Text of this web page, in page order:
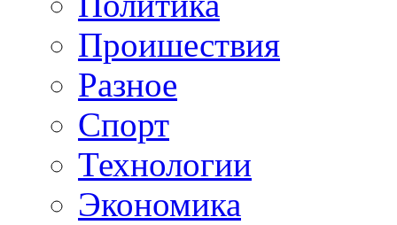
Проишествия
Разное
Спорт
Технологии
Экономика